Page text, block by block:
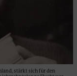
stärkt sich für den